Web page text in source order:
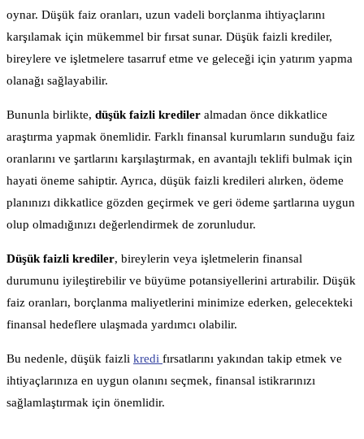
oynar. Düşük faiz oranları, uzun vadeli borçlanma ihtiyaçlarını
karşılamak için mükemmel bir fırsat sunar. Düşük faizli krediler,
bireylere ve işletmelere tasarruf etme ve geleceği için yatırım yapma
olanağı sağlayabilir.
Bununla birlikte, düşük faizli krediler almadan önce dikkatlice
araştırma yapmak önemlidir. Farklı finansal kurumların sunduğu faiz
oranlarını ve şartlarını karşılaştırmak, en avantajlı teklifi bulmak için
hayati öneme sahiptir. Ayrıca, düşük faizli kredileri alırken, ödeme
planınızı dikkatlice gözden geçirmek ve geri ödeme şartlarına uygun
olup olmadığınızı değerlendirmek de zorunludur.
Düşük faizli krediler, bireylerin veya işletmelerin finansal
durumunu iyileştirebilir ve büyüme potansiyellerini artırabilir. Düşük
faiz oranları, borçlanma maliyetlerini minimize ederken, gelecekteki
finansal hedeflere ulaşmada yardımcı olabilir.
Bu nedenle, düşük faizli kredi fırsatlarını yakından takip etmek ve
ihtiyaçlarınıza en uygun olanını seçmek, finansal istikrarınızı
sağlamlaştırmak için önemlidir.